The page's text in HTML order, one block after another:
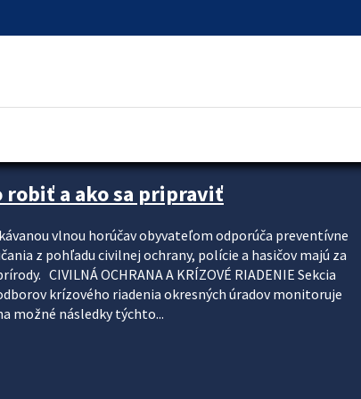
robiť a ako sa pripraviť
vlnou horúčav obyvateľom odporúča preventívne
z pohľadu civilnej ochrany, polície a hasičov majú za
CIVILNÁ OCHRANA A KRÍZOVÉ RIADENIE Sekcia
krízového riadenia okresných úradov monitoruje
možné následky týchto...